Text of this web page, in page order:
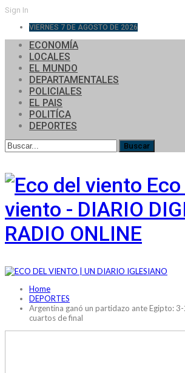
Sign In
VIERNES 7 DE AGOSTO DE 2026
ECONOMÍA
LOCALES
EL MUNDO
DEPARTAMENTALES
POLICIALES
EL PAIS
POLITÍCA
DEPORTES
viento - DIARIO
RADIO ONLINE
Home
DEPORTES
Argentina ganó un partidazo ante Egipto:
cuartos de final